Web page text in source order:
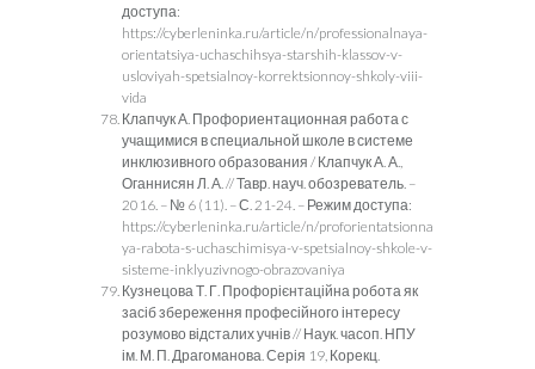
доступа:
https://cyberleninka.ru/article/n/professionalnaya-
orientatsiya-uchaschihsya-starshih-klassov-v-
usloviyah-spetsialnoy-korrektsionnoy-shkoly-viii-
vida
Клапчук А. Профориентационная работа с
учащимися в специальной школе в системе
инклюзивного образования / Клапчук А. А.,
Оганнисян Л. А. // Тавр. науч. обозреватель. –
2016. – № 6 (11). – С. 21-24. – Режим доступа:
https://cyberleninka.ru/article/n/proforientatsionna
ya-rabota-s-uchaschimisya-v-spetsialnoy-shkole-v-
sisteme-inklyuzivnogo-obrazovaniya
Кузнецова Т. Г. Профорієнтаційна робота як
засіб збереження професійного інтересу
розумово відсталих учнів // Наук. часоп. НПУ
ім. М. П. Драгоманова. Серія 19, Корекц.